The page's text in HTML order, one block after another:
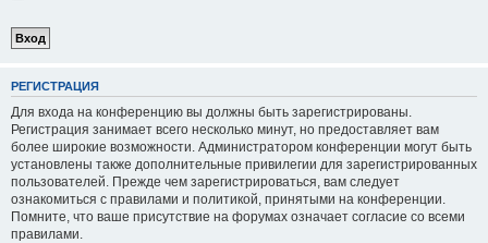
РЕГИСТРАЦИЯ
Для входа на конференцию вы должны быть зарегистрированы.
Регистрация занимает всего несколько минут, но предоставляет вам
более широкие возможности. Администратором конференции могут быть
установлены также дополнительные привилегии для зарегистрированных
пользователей. Прежде чем зарегистрироваться, вам следует
ознакомиться с правилами и политикой, принятыми на конференции.
Помните, что ваше присутствие на форумах означает согласие со всеми
правилами.